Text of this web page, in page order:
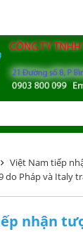
Việt Nam tiếp
do Pháp và Italy
nhận